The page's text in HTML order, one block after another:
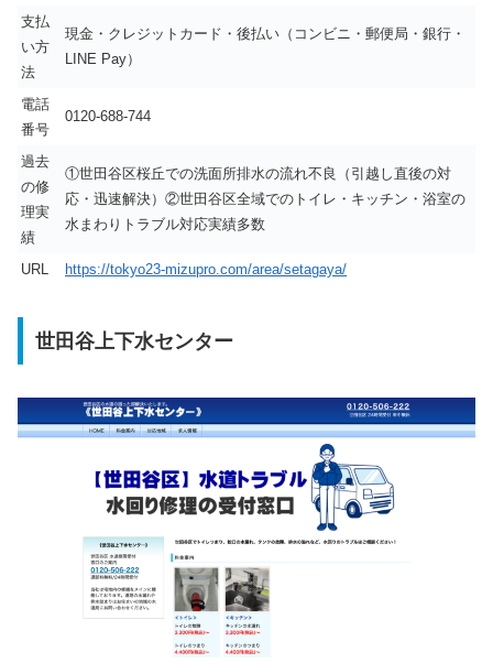
支払
い方
法
現金・クレジットカード・後払い（コンビニ・郵便局・銀行・
LINE Pay）
電話
番号
0120-688-744
過去
の修
理実
績
①世田谷区桜丘での洗面所排水の流れ不良（引越し直後の対
応・迅速解決）②世田谷区全域でのトイレ・キッチン・浴室の
水まわりトラブル対応実績多数
URL https://tokyo23-mizupro.com/area/setagaya/
世田谷上下水センター